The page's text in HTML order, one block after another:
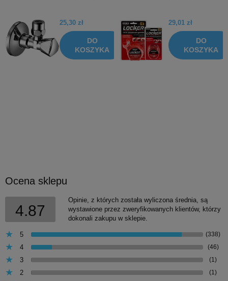
25,30 zł
DO
KOSZYKA
29,01 zł
DO
KOSZYKA
Ocena sklepu
4.87
Opinie, z których została wyliczona średnia, są
wystawione przez zweryfikowanych klientów, którzy
dokonali zakupu w sklepie.
5 (338)
4 (46)
3 (1)
2 (1)